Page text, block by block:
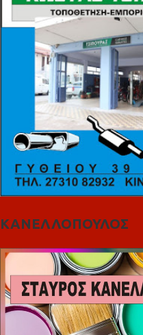
ΚΑΝΕΛΛΟΠΟΥΛΟΣ